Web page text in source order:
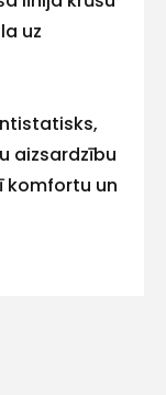
uz
aizsardzību
komfortu un